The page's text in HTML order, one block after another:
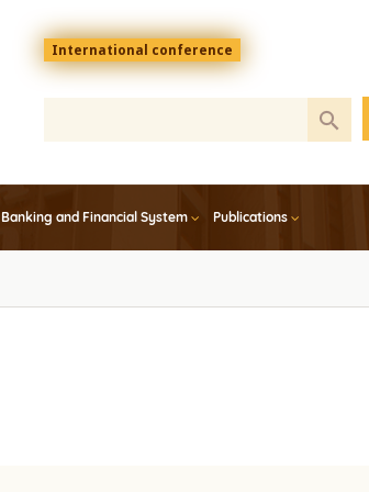
Menu
top
En
International conference
Banking and Financial System Publications